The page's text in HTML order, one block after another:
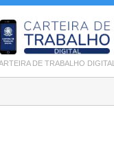
DE TRABALHO DIGITAL